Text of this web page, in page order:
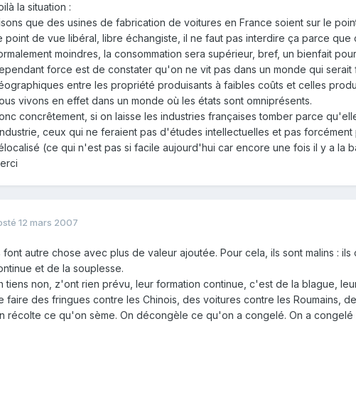
la situation :
que des usines de fabrication de voitures en France soient sur le
point de vue libéral, libre échangiste, il ne faut pas interdire ça parce
moindres, la consommation sera supérieur, bref, un bienfait
force est de constater qu'on ne vit pas dans un monde qui
entre les propriété produisants à faibles coûts et celles
vivons en effet dans un monde où les états sont omniprésents.
concrêtement, si on laisse les industries françaises tomber parce
ceux qui ne feraient pas d'études intellectuelles et pas
(ce qui n'est pas si facile aujourd'hui car encore une fois il y a la
12 mars 2007
font autre chose avec plus de valeur ajoutée. Pour cela, ils sont malins :
et de la souplesse.
tiens non, z'ont rien prévu, leur formation continue, c'est de la blague,
faire des fringues contre les Chinois, des voitures contre les Roumains,
récolte ce qu'on sème. On décongèle ce qu'on a congelé. On a